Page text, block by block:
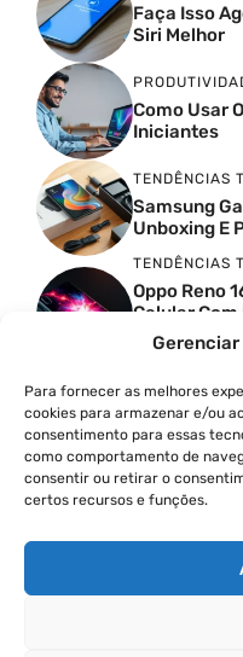
Para fornecer as melhores
cookies para armazenar e/ou
consentimento para essas
como comportamento de
consentir ou retirar o
certos recursos e funções.
Faça Isso
Siri Melhor
Como Usar
Iniciantes
TENDÊNCIAS
Samsung
Unboxing E
TENDÊNCIAS
Oppo Reno
Celular Com
Surreal E
MP
Faca Isso
Siri Melhor
INSIGHTS &
A Guerra